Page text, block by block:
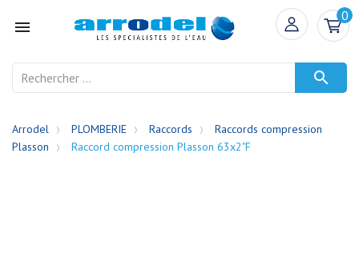

0

Arrodel PLOMBERIE Raccords
Raccords compression
Plasson
Raccord compression Plasson 63x2"F